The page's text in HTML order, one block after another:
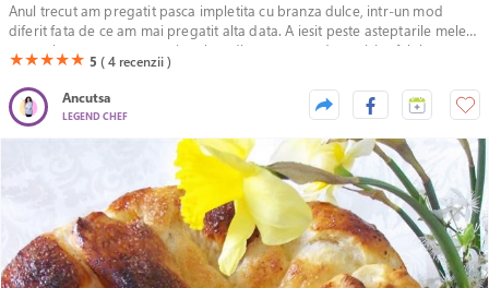
Anul trecut am pregatit pasca impletita cu branza dulce, intr-un mod
diferit fata de ce am mai pregatit alta data. A iesit peste asteptarile mele,
am rezistat cu greu sa nu ciugulesc din ea pana a doua zi, iar felul cum s-a
bucurat nasa mea de ea, cand i-am daruit-o, m-a bucurat si mai tare.
(*)
★(*)
★(*)
★(*)
★(*)
★ 5 ( 4 recenzii )
Ancutsa
LEGEND CHEF